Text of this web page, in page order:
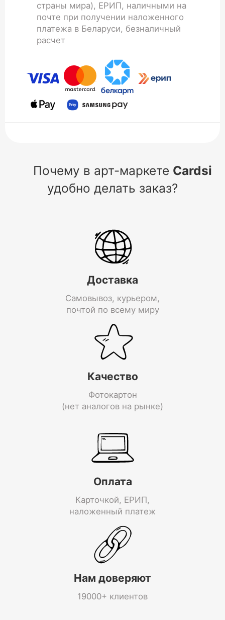
страны мира), ЕРИП, наличными на
почте при получении наложенного
платежа в Беларуси, безналичный
расчет
Почему в арт-маркете Cardsi
удобно делать заказ?
Доставка
Самовывоз, курьером,
почтой по всему миру
Качество
Фотокартон
(нет аналогов на рынке)
Оплата
Карточкой, ЕРИП,
наложенный платеж
Нам доверяют
19000+ клиентов